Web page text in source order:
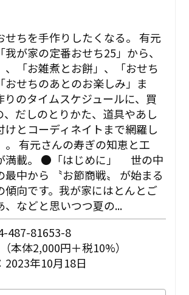
せちを手作りしたくなる。 有元
が家の定番おせち25」から、
、「お雑煮とお餅」、「おせち
おせちのあとのお楽しみ」ま
りのタイムスケジュールに、買
、だしのとりかた、道具やあし
けとコーディネイトまで網羅し
。 有元さんの寿ぎの知恵と工
満載。 ●「はじめに」 世の中
最中から 〝お節商戦〟 が始まる
傾向です。我が家にはとんとご
、などと思いつつ夏の...
487-81653-8
本体2,000円＋税10%）
2023年10月18日